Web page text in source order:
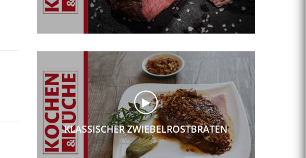
KLASSISCHER ZWIEBELROSTBRATEN